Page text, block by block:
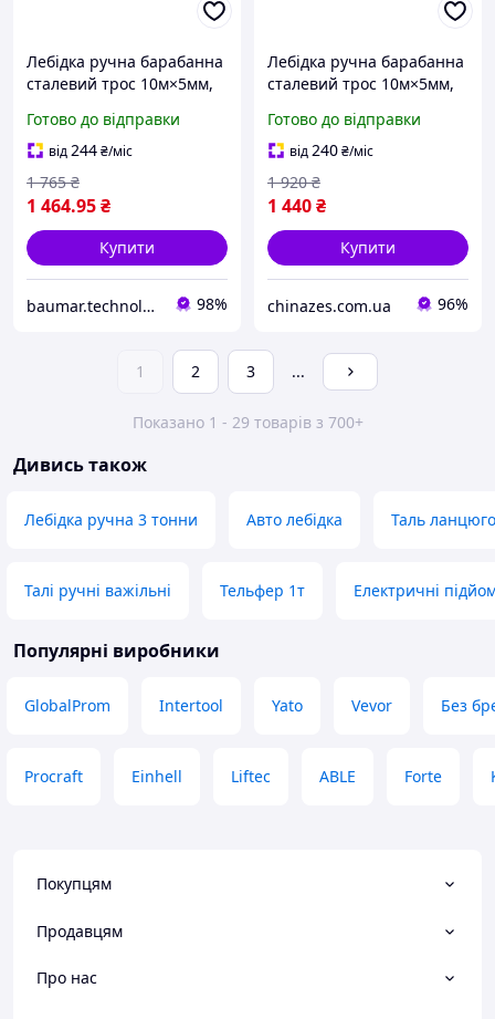
Лебідка ручна барабанна
сталевий трос 10м×5мм,
Baumar - Купуй Це
Готово до відправки
від244₴/міс
1 464.95₴
1 765 ₴
Купити
baumar.technology 98%
Лебідка ручна барабанна
сталевий трос 10м×5мм,
Chinazes Це Просто
Готово до відправки
від240₴/міс
1 440₴
1 920 ₴
Купити
chinazes.com.ua 96%
1 2 3 ...
Показано 1 - 29 товарів з 700+
Дивись також
Лебідка ручна 3 тонни Авто лебідка Таль
Талі ручні важільні Тельфер 1т Електричні
Популярні виробники
GlobalProm Intertool Yato Vevor Без
Procraft Einhell Liftec ABLE Forte
Покупцям
Продавцям
Про нас